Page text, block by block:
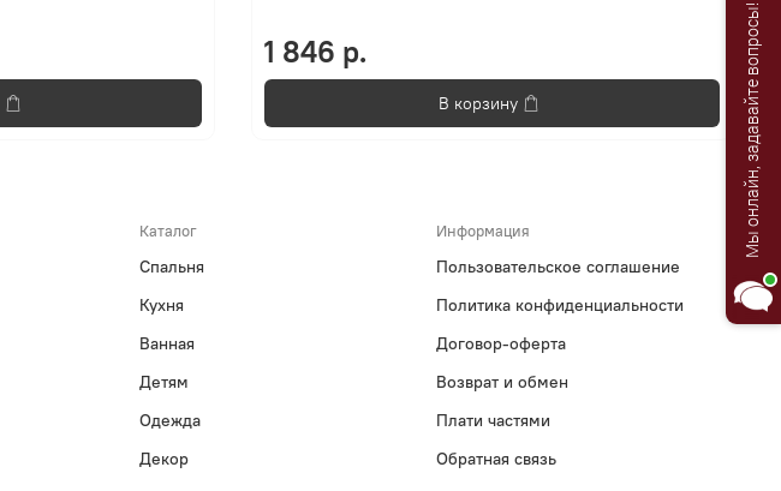
1 846 р.
В корзину
Каталог
Спальня
Кухня
Ванная
Детям
Одежда
Декор
Информация
Пользовательское соглашение
Политика конфиденциальности
Договор-оферта
Возврат и обмен
Плати частями
Обратная связь
Мы онлайн, задавайте вопросы!
Я Анастасия, Ваш консультант.